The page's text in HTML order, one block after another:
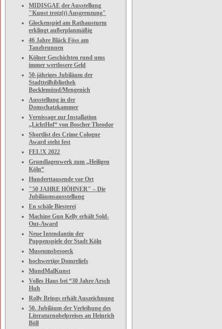
MIDISGAE der Ausstellung
"Kunst trotz(t) Ausgrenzung"
Glockenspiel am Rathausturm
erklingt außerplanmäßig
46 Jahre Bläck Föss am
Tanzbrunnen
Kölner Geschichten rund ums
immer wertlosere Geld
50-jähriges Jubiläum der
Stadtteilbibliothek
Bocklemünd/Mengenich
Ausstellung in der
Domschatzkammer
Vernissage zur Installation
„LichtHof“ von Boscher Theodor
Shortlist des Crime Cologne
Award steht fest
FEL!X 2022
Grundlagenwerk zum „Heiligen
Köln“
Hunderttausende vor Ort
"50 JAHRE HÖHNER" – Die
Jubiläumsausstellung
En schäle Biesterei
Machine Gun Kelly erhält Sold-
Out-Award
Neue Intendantin der
Puppenspiele der Stadt Köln
Museumsbesoeck
hochwertige Domreliefs
MundMalKunst
Volles Haus bei “30 Jahre Arsch
Huh
Rolly Brings erhält Auszeichnung
50. Jubiläum der Verleihung des
Literaturnobelpreises an Heinrich
Böll